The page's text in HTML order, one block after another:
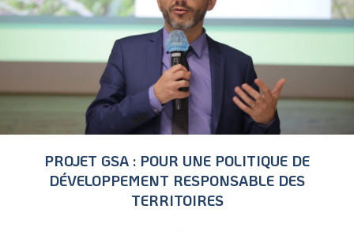
PROJET GSA : POUR UNE POLITIQUE DE
DÉVELOPPEMENT RESPONSABLE DES
TERRITOIRES